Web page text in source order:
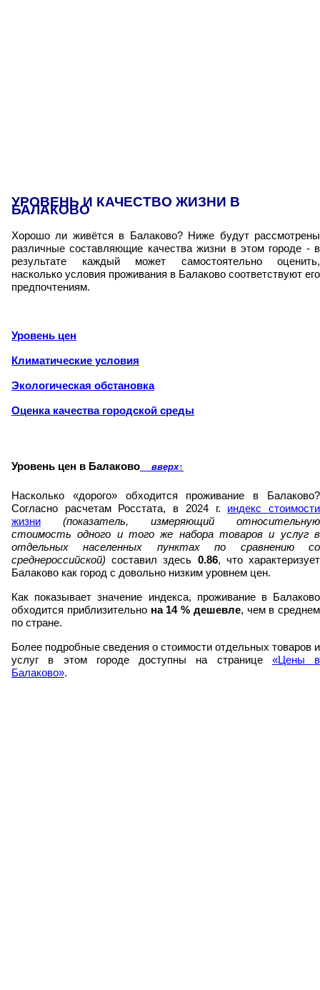
УРОВЕНЬ И КАЧЕСТВО ЖИЗНИ В
БАЛАКОВО
Хорошо ли живётся в Балаково? Ниже будут рассмотрены
различные составляющие качества жизни в этом городе - в
результате каждый может самостоятельно оценить,
насколько условия проживания в Балаково соответствуют его
предпочтениям.
Уровень цен
Климатические условия
Экологическая обстановка
Оценка качества городской среды
Уровень цен в Балаково вверх↑
Насколько «дорого» обходится проживание в Балаково?
Согласно расчетам Росстата, в 2024 г. индекс стоимости
жизни (показатель, измеряющий относительную
стоимость одного и того же набора товаров и услуг в
отдельных населенных пунктах по сравнению со
среднероссийской) составил здесь 0.86, что характеризует
Балаково как город с довольно низким уровнем цен.
Как показывает значение индекса, проживание в Балаково
обходится приблизительнона 14% дешевле, чем в среднем
по стране.
Более подробные сведения о стоимости отдельных товаров и
услуг в этом городе доступны на странице «Цены в
Балаково».